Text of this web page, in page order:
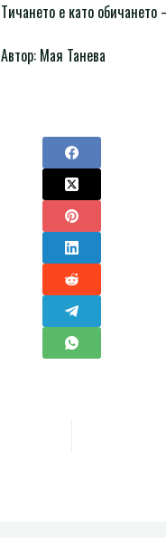
Тичането е като
Автор: Мая Танева